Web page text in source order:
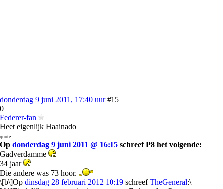
donderdag 9 juni 2011, 17:40 uur #15
0
Federer-fan
Heet eigenlijk Haainado
quote:
Op donderdag 9 juni 2011 @ 16:15 schreef P8 het volgende:
Gadverdamme
34 jaar
Die andere was 73 hoor.
\[b\]Op dinsdag 28 februari 2012 10:19 schreefTheGeneral:\